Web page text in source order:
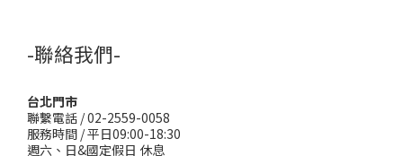
-聯絡我們-
台北門市
聯繫電話 / 02-2559-0058
服務時間 / 平日09:00-18:30
週六、日&國定假日 休息